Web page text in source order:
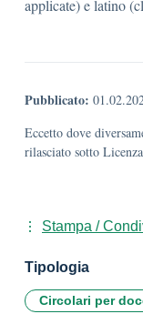
applicate) e latino
Pubblicato:
Eccetto dove
rilasciato sotto
Stampa /
Tipologia
Circolari per